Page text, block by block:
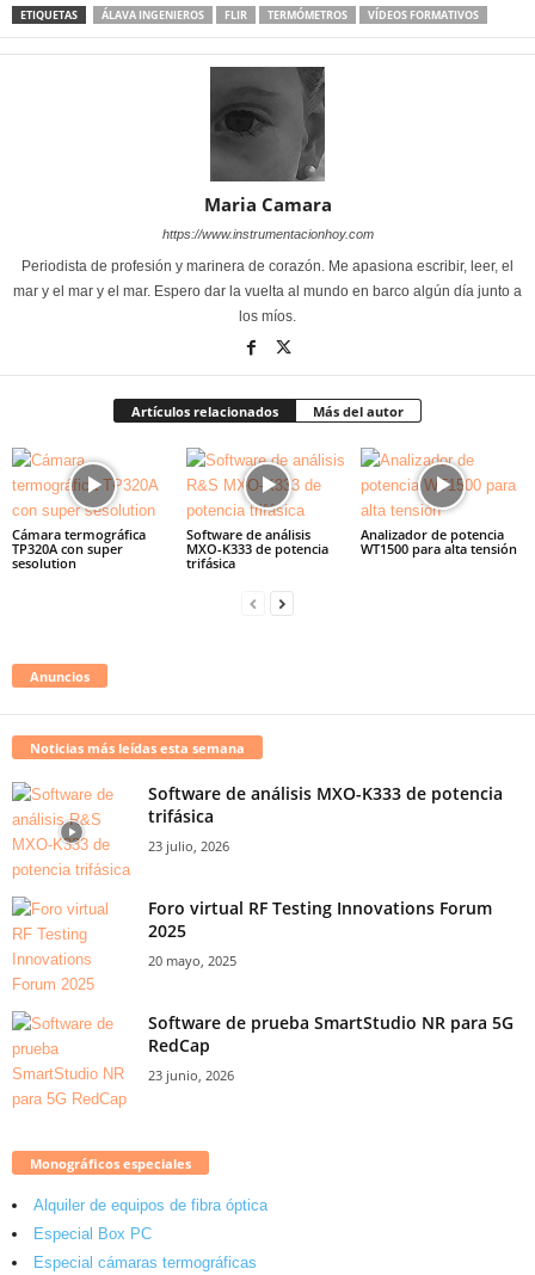
ETIQUETAS ÁLAVA INGENIEROS FLIR TERMÓMETROS VÍDEOS FORMATIVOS
Maria Camara
https://www.instrumentacionhoy.com
Periodista de profesión y marinera de corazón. Me apasiona escribir, leer, el
mar y el mar y el mar. Espero dar la vuelta al mundo en barco algún día junto a
los míos.
Artículos relacionados Más del autor
Cámara termográfica
TP320A con super
sesolution
Software de análisis
MXO-K333 de potencia
trifásica
Analizador de potencia
WT1500 para alta tensión
Anuncios
Noticias más leídas esta semana
Software de análisis MXO-K333 de potencia
trifásica
23 julio, 2026
Foro virtual RF Testing Innovations Forum
2025
20 mayo, 2025
Software de prueba SmartStudio NR para 5G
RedCap
23 junio, 2026
Monográficos especiales
Alquiler de equipos de fibra óptica
Especial Box PC
Especial cámaras termográficas